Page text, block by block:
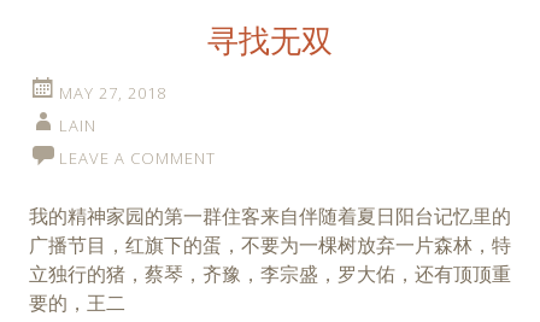
寻找无双
MAY 27, 2018
LAIN
LEAVE A COMMENT
我的精神家园的第一群住客来自伴随着夏日阳台记忆里的
广播节目，红旗下的蛋，不要为一棵树放弃一片森林，特
立独行的猪，蔡琴，齐豫，李宗盛，罗大佑，还有顶顶重
要的，王二